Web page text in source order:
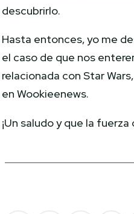
descubrirlo.
Hasta entonces, yo me
el caso de que nos
relacionada con Star
en Wookieenews.
¡Un saludo y que la